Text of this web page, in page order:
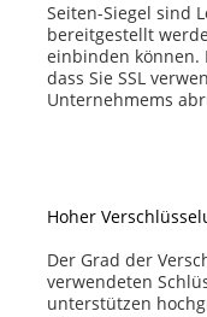
Seiten-Siegel sind
bereitgestellt
einbinden können.
dass Sie SSL
Unternehmems
Hoher
Der Grad der
verwendeten
unterstützen